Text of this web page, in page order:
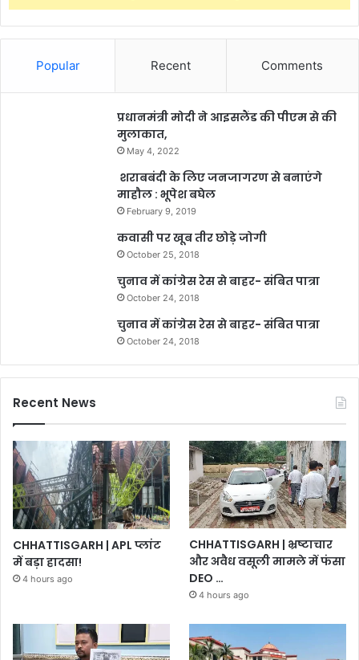
Popular Recent Comments
प्रधानमंत्री मोदी ने आइसलैंड की पीएम से की
मुलाकात,
May 4, 2022
शराबबंदी के लिए जनजागरण से बनाएंगे
माहौल : भूपेश बघेल
February 9, 2019
कवासी पर खूब तीर छोड़े जोगी
October 25, 2018
चुनाव में कांग्रेस रेस से बाहर- संबित पात्रा
October 24, 2018
चुनाव में कांग्रेस रेस से बाहर- संबित पात्रा
October 24, 2018
Recent News
CHHATTISGARH | APL प्लांट
में बड़ा हादसा!
4 hours ago
CHHATTISGARH | भ्रष्टाचार
और अवैध वसूली मामले में फंसा
DEO …
4 hours ago